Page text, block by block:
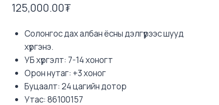
125,000.00₮
Солонгос дах албан ёсны дэлгүүрээс шууд
хүргэнэ.
УБ хүргэлт: 7-14 хоногт
Орон нутаг: +3 хоног
Буцаалт: 24 цагийн дотор
Утас: 86100157